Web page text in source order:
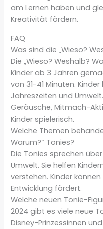
am Lernen haben und
Kreativität fördern.
FAQ
Was sind die „Wieso?
Die „Wieso? Weshalb?
Kinder ab 3 Jahren
von 31-41 Minuten.
Jahreszeiten und
Geräusche, Mitmach-
Kinder spielerisch.
Welche Themen
Warum?“ Tonies?
Die Tonies sprechen
Umwelt. Sie helfen
verstehen. Kinder
Entwicklung fördert.
Welche neuen Tonie-
2024 gibt es viele neue
Disney-Prinzessinnen